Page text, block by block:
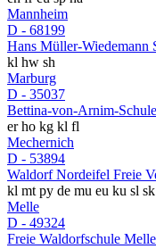
Mannheim
D - 68199
Hans Müller-Wiedemann
kl hw sh
Marburg
D - 35037
Bettina-von-Arnim-Schule
er ho kg kl fl
Mechernich
D - 53894
Waldorf Nordeifel Freie
kl mt py de mu eu ku sl sk
Melle
D - 49324
Freie Waldorfschule Melle